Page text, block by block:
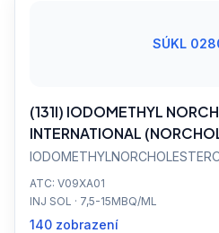
SÚKL
(131I) IODOMETHYL
INTERNATIONAL
ATC: V09XA01
INJ SOL · 7,5-15MBQ/ML
140 zobrazení